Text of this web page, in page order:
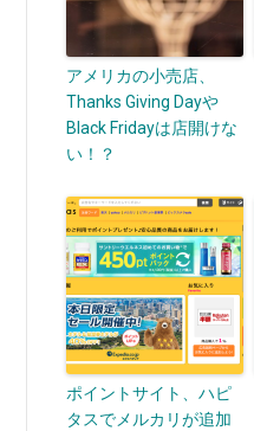
アメリカの小売店、
Thanks Giving Dayや
Black Fridayは店開けな
い！？
ポイントサイト、ハピ
タスでメルカリが追加